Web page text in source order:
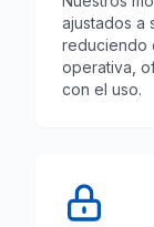
ajustados a
reduciendo
operativa,
con el uso.